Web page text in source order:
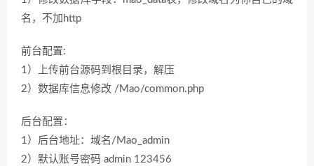
名，不加http
前台配置:
1）上传前台源码到根目录，解压
2）数据库信息修改 /Mao/common.php
后台配置：
1）后台地址：域名/Mao_admin
2）默认账号密码 admin 123456